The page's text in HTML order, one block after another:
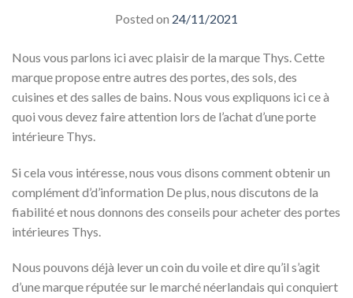
Posted on 24/11/2021
Nous vous parlons ici avec plaisir de la marque Thys. Cette
marque propose entre autres des portes, des sols, des
cuisines et des salles de bains. Nous vous expliquons ici ce à
quoi vous devez faire attention lors de l’achat d’une porte
intérieure Thys.
Si cela vous intéresse, nous vous disons comment obtenir un
complément d’d’information De plus, nous discutons de la
fiabilité et nous donnons des conseils pour acheter des portes
intérieures Thys.
Nous pouvons déjà lever un coin du voile et dire qu’il s’agit
d’une marque réputée sur le marché néerlandais qui conquiert